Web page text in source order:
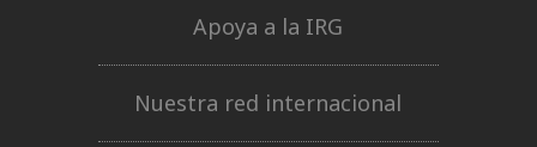
Apoya a la IRG
Nuestra red internacional